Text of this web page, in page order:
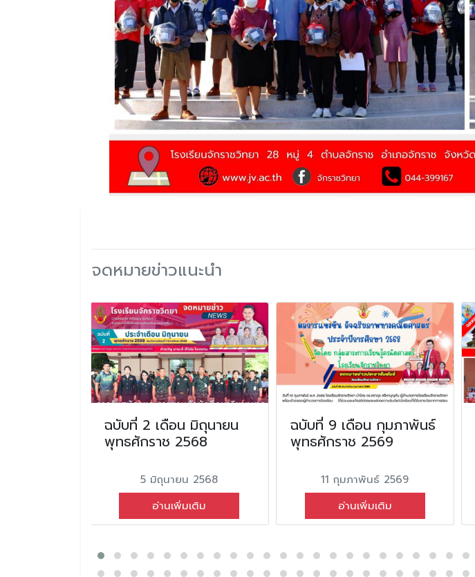
จดหมายข่าวแนะนำ
ฉบับที่ 2 เดือน มิถุนายน
พุทธศักราช 2568
5 มิถุนายน 2568
อ่านเพิ่มเติม
ฉบับที่ 9 เดือน กุมภาพันธ์
พุทธศักราช 2569
11 กุมภาพันธ์ 2569
อ่านเพิ่มเติม